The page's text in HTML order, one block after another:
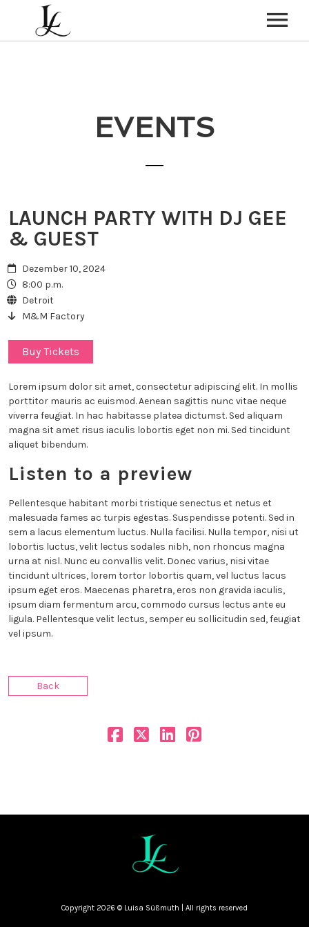
PARTY-BAND
KONTAKT
EVENTS
LAUNCH PARTY WITH DJ GEE
& GUEST
Dezember 10, 2024
8:00 p.m.
Detroit
M&M Factory
Buy Tickets
Lorem ipsum dolor sit amet, consectetur adipiscing elit. In mollis
porttitor mauris ac euismod. Aenean sagittis nunc vitae neque
viverra feugiat. In hac habitasse platea dictumst. Sed aliquam
magna sit amet risus iaculis lobortis eget non mi. Sed tincidunt
aliquet bibendum.
Listen to a preview
Pellentesque habitant morbi tristique senectus et netus et
malesuada fames ac turpis egestas. Suspendisse potenti. Sed in
sem a lacus elementum luctus. Nulla facilisi. Nulla tempor, nisi ut
lobortis luctus, velit lectus sodales nibh, non rhoncus magna
urna at nisl. Nunc eu convallis velit. Donec varius, nisi vitae
tincidunt ultrices, lorem tortor lobortis quam, vel luctus lacus
ipsum eget eros. Maecenas pharetra, eros non gravida iaculis,
ipsum diam fermentum arcu, commodo cursus lectus ante eu
ligula. Pellentesque velit lectus, semper eu sollicitudin sed, feugiat
vel ipsum.
Back
Copyright 2026 © Luisa Süßmuth | All rights reserved